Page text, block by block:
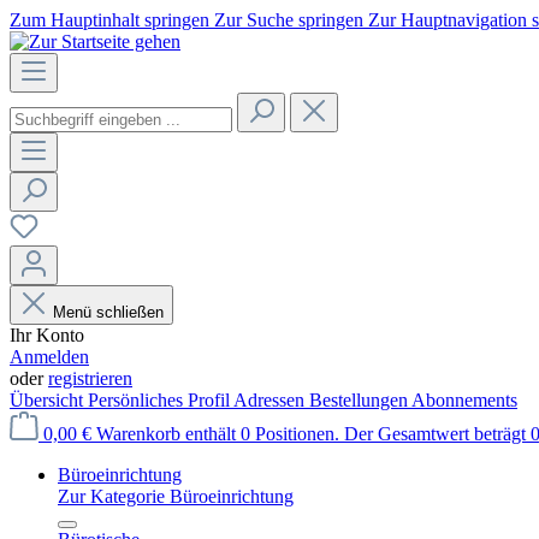
Zum Hauptinhalt springen Zur Suche springen Zur Hauptnavigation
Menü schließen
Ihr Konto
Anmelden
oderregistrieren
Übersicht Persönliches Profil Adressen Bestellungen Abonnements
0,00 € Warenkorb enthält 0 Positionen. Der Gesamtwert beträgt
Büroeinrichtung
Zur Kategorie Büroeinrichtung